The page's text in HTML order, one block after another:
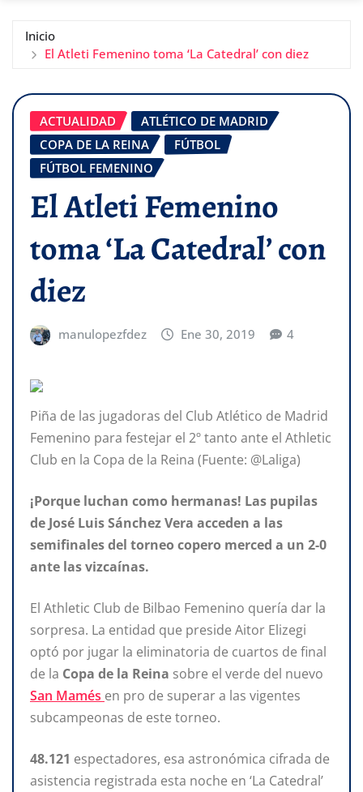
Inicio
El Atleti Femenino toma ‘La Catedral’ con diez
ACTUALIDAD
ATLÉTICO DE MADRID
COPA DE LA REINA
FÚTBOL
FÚTBOL FEMENINO
El Atleti Femenino
toma ‘La Catedral’ con
diez
manulopezfdez Ene 30, 2019 4
Piña de las jugadoras del Club Atlético de Madrid
Femenino para festejar el 2º tanto ante el Athletic
Club en la Copa de la Reina (Fuente: @Laliga)
¡Porque luchan como hermanas! Las pupilas
de José Luis Sánchez Vera acceden a las
semifinales del torneo copero merced a un 2-0
ante las vizcaínas.
El Athletic Club de Bilbao Femenino quería dar la
sorpresa. La entidad que preside Aitor Elizegi
optó por jugar la eliminatoria de cuartos de final
de la Copa de la Reina sobre el verde del nuevo
San Mamés en pro de superar a las vigentes
subcampeonas de este torneo.
48.121 espectadores, esa astronómica cifrada de
asistencia registrada esta noche en ‘La Catedral’